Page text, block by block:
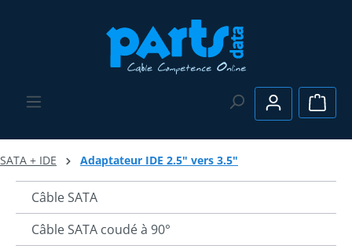
Le
SATA + IDE Adaptateur IDE 2.5" vers 3.5"
Câble SATA
Câble SATA coudé à 90°